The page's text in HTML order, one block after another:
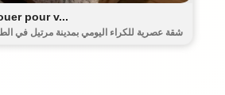
pour v...
شقة عصرية للكراء اليومي بمدينة مرتيل في